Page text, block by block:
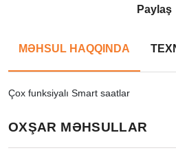
Paylaş
MƏHSUL HAQQINDA
Çox funksiyalı Smart saatlar
OXŞAR MƏHSULLAR